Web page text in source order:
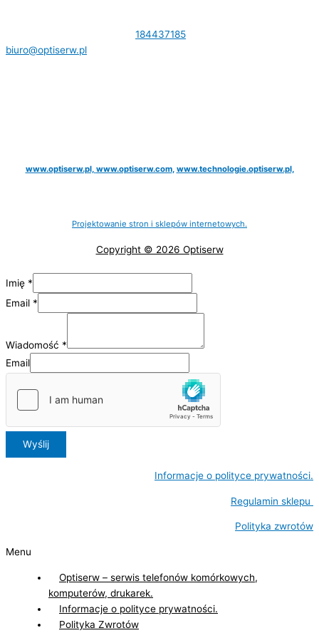
184437185
biuro@optiserw.pl
www.optiserw.pl, www.optiserw.com, www.technologie.optiserw.pl,
Projektowanie stron i sklepów internetowych.
Copyright © 2026 Optiserw
Imię *
Email *
Wiadomość *
Email
Wyślij
Informacje o polityce prywatności.
Regulamin sklepu
Polityka zwrotów
Menu
Optiserw – serwis telefonów komórkowych,
komputerów, drukarek.
Informacje o polityce prywatności.
Polityka Zwrotów